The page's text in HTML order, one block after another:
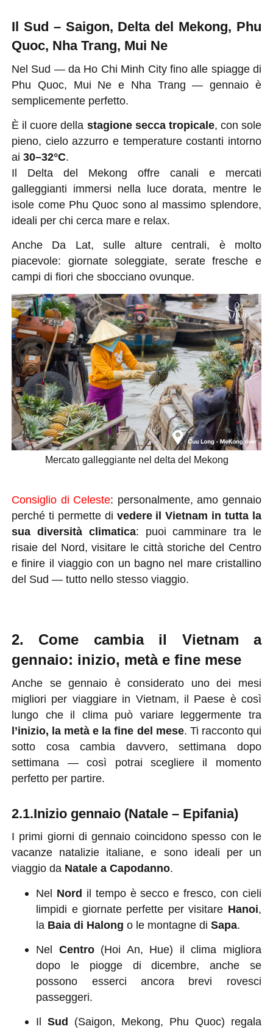
Il Sud – Saigon, Delta del Mekong, Phu
Quoc, Nha Trang, Mui Ne
Nel Sud — da Ho Chi Minh City fino alle spiagge di
Phu Quoc, Mui Ne e Nha Trang — gennaio è
semplicemente perfetto.
È il cuore della stagione secca tropicale, con sole
pieno, cielo azzurro e temperature costanti intorno
ai30–32°C.
Il Delta del Mekong offre canali e mercati
galleggianti immersi nella luce dorata, mentre le
isole come Phu Quoc sono al massimo splendore,
ideali per chi cerca mare e relax.
Anche Da Lat, sulle alture centrali, è molto
piacevole: giornate soleggiate, serate fresche e
campi di fiori che sbocciano ovunque.
Mercato galleggiante nel delta del Mekong
Consiglio di Celeste: personalmente, amo gennaio
perché ti permette di vedere il Vietnam in tutta la
sua diversità climatica: puoi camminare tra le
risaie del Nord, visitare le città storiche del Centro
e finire il viaggio con un bagno nel mare cristallino
del Sud — tutto nello stesso viaggio.
2. Come cambia il Vietnam a
gennaio: inizio, metà e fine mese
Anche se gennaio è considerato uno dei mesi
migliori per viaggiare in Vietnam, il Paese è così
lungo che il clima può variare leggermente tra
l’inizio, la metà e la fine del mese. Ti racconto qui
sotto cosa cambia davvero, settimana dopo
settimana — così potrai scegliere il momento
perfetto per partire.
2.1.Inizio gennaio (Natale – Epifania)
I primi giorni di gennaio coincidono spesso con le
vacanze natalizie italiane, e sono ideali per un
viaggio da Natale a Capodanno.
Nel Nord il tempo è secco e fresco, con cieli
limpidi e giornate perfette per visitare Hanoi,
la Baia di Halong o le montagne diSapa.
Nel Centro(Hoi An, Hue) il clima migliora
dopo le piogge di dicembre, anche se
possono esserci ancora brevi rovesci
passeggeri.
IlSud
(Saigon, Mekong, Phu Quoc) regala